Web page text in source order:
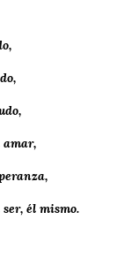
amar,
él mismo.